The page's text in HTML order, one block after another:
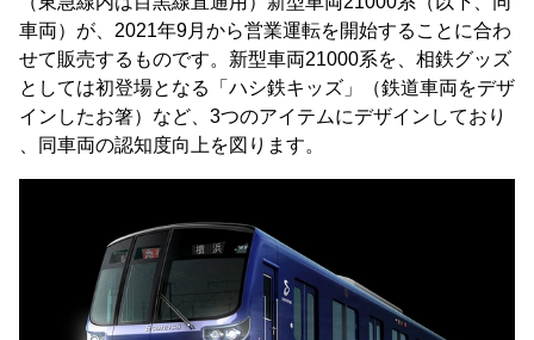
車両）が、2021年9月から営業運転を開始することに合わ
せて販売するものです。新型車両21000系を、相鉄グッズ
としては初登場となる「ハシ鉄キッズ」（鉄道車両をデザ
インしたお箸）など、3つのアイテムにデザインしており
、同車両の認知度向上を図ります。